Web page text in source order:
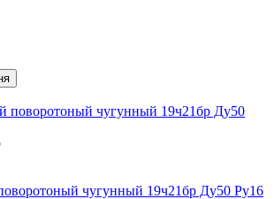
чугунный 19ч21бр Ду50 Ру16